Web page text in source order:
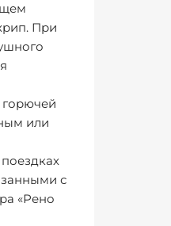
При
или
с
«Рено